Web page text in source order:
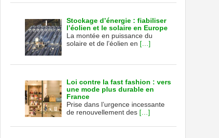
Stockage d’énergie : fiabiliser
l’éolien et le solaire en Europe
La montée en puissance du
solaire et de l’éolien en […]
Loi contre la fast fashion : vers
une mode plus durable en
France
Prise dans l’urgence incessante
de renouvellement des […]